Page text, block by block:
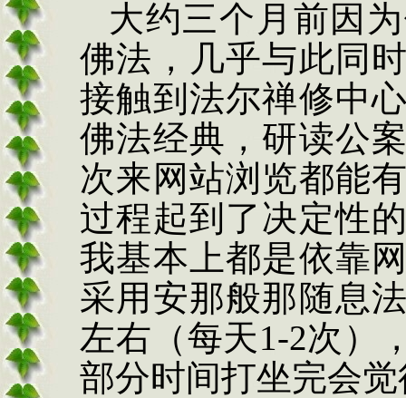
大约三个月前因
佛法，几乎与此同
接触到法尔禅修中
佛法经典，研读公
次来网站浏览都能
过程起到了决定性
我基本上都是依靠
采用安那般那随息
左右（每天1-2次）
部分时间打坐完会